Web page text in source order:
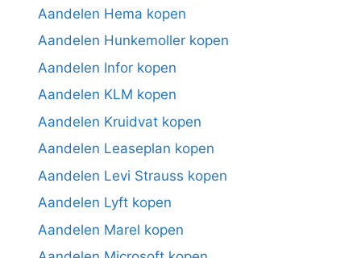
Aandelen Hema kopen
Aandelen Hunkemoller kopen
Aandelen Infor kopen
Aandelen KLM kopen
Aandelen Kruidvat kopen
Aandelen Leaseplan kopen
Aandelen Levi Strauss kopen
Aandelen Lyft kopen
Aandelen Marel kopen